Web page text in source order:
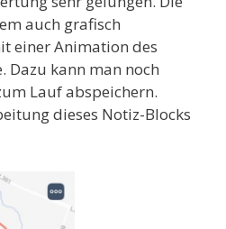
auch grafisch
einer Animation des
Dazu kann man noch
Lauf abspeichern.
dieses Notiz-Blocks